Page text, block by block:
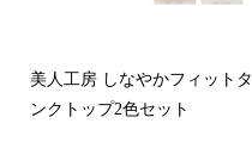
美人工房 しなやかフィットタ
ンクトップ2色セット